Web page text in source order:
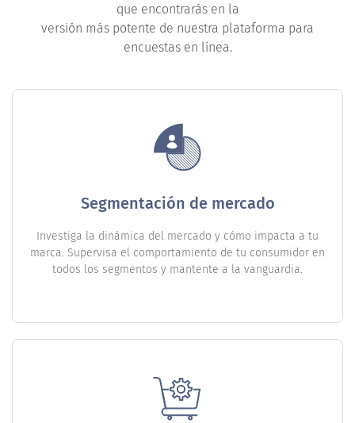
que encontrarás en la
versión más potente de nuestra plataforma para
encuestas en línea.
Segmentación de mercado
Investiga la dinámica del mercado y cómo impacta a tu
marca. Supervisa el comportamiento de tu consumidor en
todos los segmentos y mantente a la vanguardia.